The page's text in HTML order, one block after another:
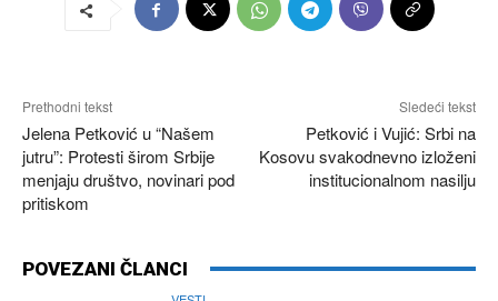
Prethodni tekst
Jelena Petković u “Našem
jutru”: Protesti širom Srbije
menjaju društvo, novinari pod
pritiskom
Sledeći tekst
Petković i Vujić: Srbi na
Kosovu svakodnevno izloženi
institucionalnom nasilju
POVEZANI ČLANCI